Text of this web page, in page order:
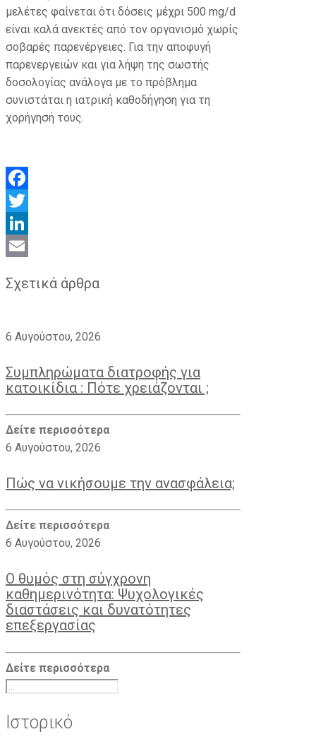
μελέτες φαίνεται ότι δόσεις μέχρι 500 mg/d
είναι καλά ανεκτές από τον οργανισμό χωρίς
σοβαρές παρενέργειες. Για την αποφυγή
παρενεργειών και για λήψη της σωστής
δοσολογίας ανάλογα με το πρόβλημα
συνιστάται η ιατρική καθοδήγηση για τη
χορήγησή τους.
Facebook
Twitter
LinkedIn
Σχετικά άρθρα
6 Αυγούστου, 2026
Συμπληρώματα διατροφής για
κατοικίδια : Πότε χρειάζονται ;
Δείτε περισσότερα
6 Αυγούστου, 2026
Πώς να νικήσουμε την ανασφάλεια;
Δείτε περισσότερα
6 Αυγούστου, 2026
Ο θυμός στη σύγχρονη
καθημερινότητα: Ψυχoλογικές
διαστάσεις και δυνατότητες
επεξεργασίας
Δείτε περισσότερα
Ιστορικό